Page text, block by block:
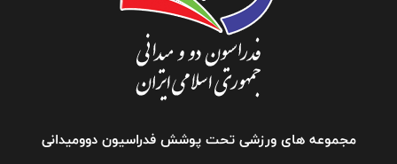
مجموعه های ورزشی تحت پوشش فدراسیون دوومیدانی